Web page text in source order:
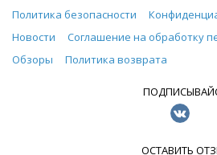
Политика безопасности
Новости
Соглашение на обработку
Обзоры
Политика возврата
ОСТАВИТЬ